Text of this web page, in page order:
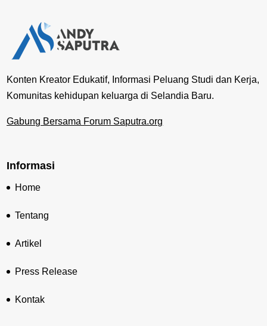
Konten Kreator Edukatif, Informasi Peluang Studi dan Kerja,
Komunitas kehidupan keluarga di Selandia Baru.
Gabung Bersama Forum Saputra.org
Informasi
Home
Tentang
Artikel
Press Release
Kontak